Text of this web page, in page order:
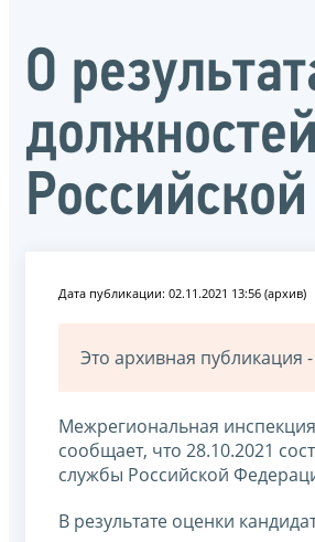
О
Дата публикации: 02.11.2021 13:56 (архив)
Это архивная
Межрегиональная
сообщает, что 28.10.2021
службы Российской
В результате оценки